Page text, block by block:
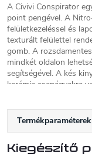
A Civivi Conspirator
point pengével. A
felületkezeléssel és
texturált felülettel
gomb. A
mindkét oldalon
segítségével. A kés
kerámia csapágyakra
A Civivi egy
rendkívül funkcionális,
Termékparaméterek
Kiegészítő